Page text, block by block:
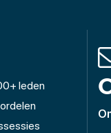
leden